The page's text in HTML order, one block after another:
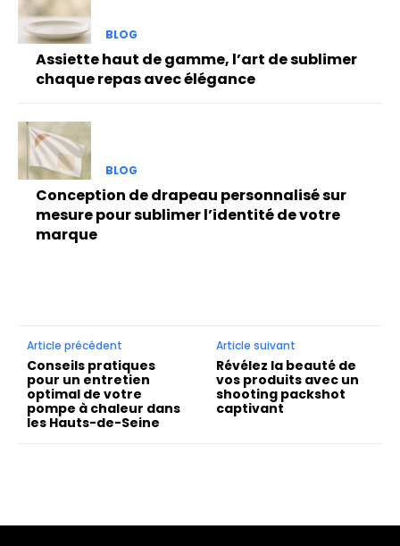
BLOG
Assiette haut de gamme, l’art de sublimer
chaque repas avec élégance
BLOG
Conception de drapeau personnalisé sur
mesure pour sublimer l’identité de votre
marque
Article précédent
Conseils pratiques
pour un entretien
optimal de votre
pompe à chaleur dans
les Hauts-de-Seine
Article suivant
Révélez la beauté de
vos produits avec un
shooting packshot
captivant